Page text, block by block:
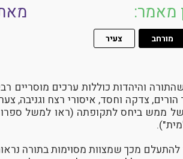
מאמר:
מורחב צעיר
והיהדות כוללות ערכים מוסריים
הורים, צדקה וחסד, איסורי רצח וגניבה,
ממש ביחס לתקופתה (ראו למשל
מכך שמצוות מסוימות בתורה